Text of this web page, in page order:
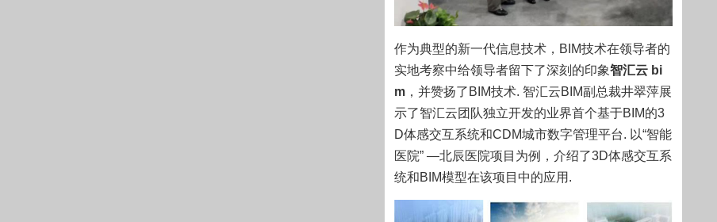
作为典型的新一代信息技术，BIM技术在领导者的
实地考察中给领导者留下了深刻的印象智汇云 bi
m，并赞扬了BIM技术. 智汇云BIM副总裁井翠萍展
示了智汇云团队独立开发的业界首个基于BIM的3
D体感交互系统和CDM城市数字管理平台. 以“智能
医院” —北辰医院项目为例，介绍了3D体感交互系
统和BIM模型在该项目中的应用.